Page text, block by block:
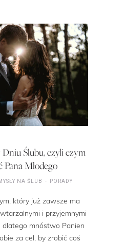
Ślubu, czyli czym
Pana Młodego
NA ŚLUB PORADY
który już zawsze ma
i przyjemnymi
dlatego mnóstwo Panien
za cel, by zrobić coś